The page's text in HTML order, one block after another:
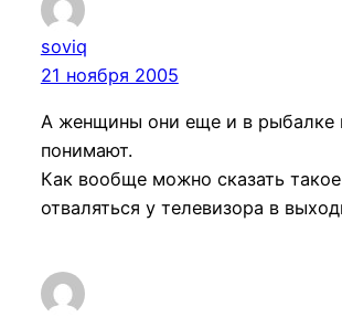
soviq
21 ноября 2005
А женщины они еще и в рыбалке
понимают.
Как вообще можно сказать
отваляться у телевизора в